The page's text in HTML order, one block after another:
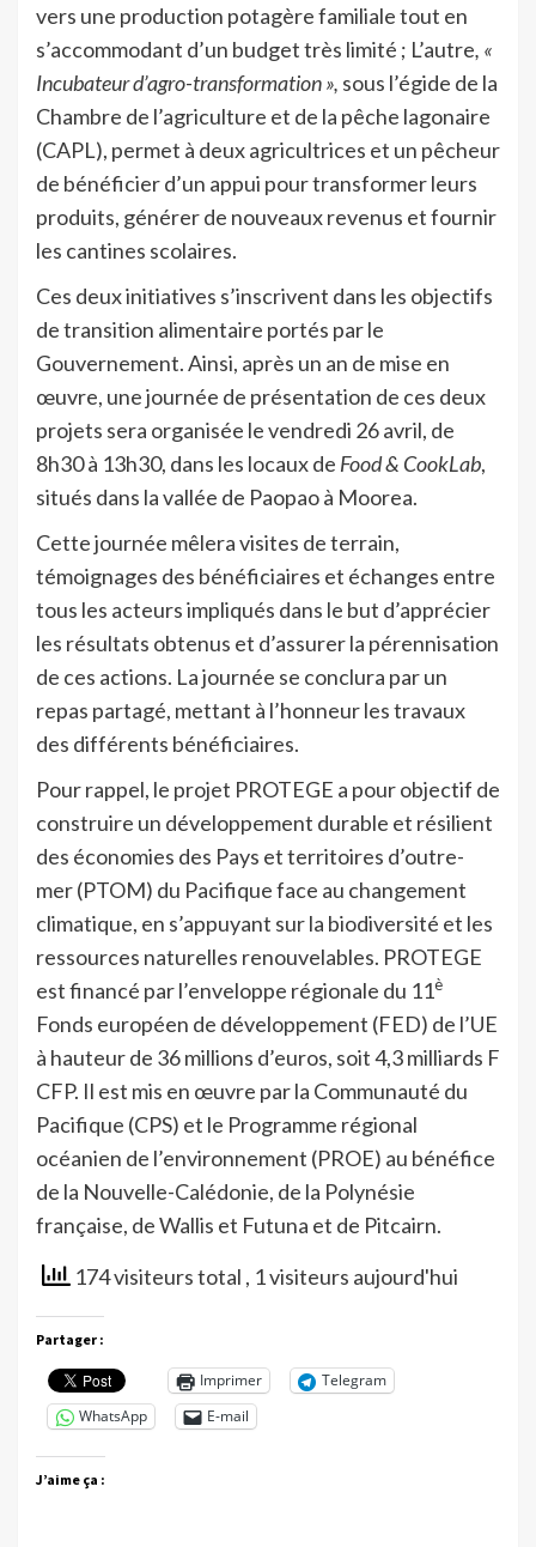
vers une production potagère familiale tout en
s’accommodant d’un budget très limité ; L’autre, «
Incubateur d’agro-transformation », sous l’égide de la
Chambre de l’agriculture et de la pêche lagonaire
(CAPL), permet à deux agricultrices et un pêcheur
de bénéficier d’un appui pour transformer leurs
produits, générer de nouveaux revenus et fournir
les cantines scolaires.
Ces deux initiatives s’inscrivent dans les objectifs
de transition alimentaire portés par le
Gouvernement. Ainsi, après un an de mise en
œuvre, une journée de présentation de ces deux
projets sera organisée le vendredi 26 avril, de
8h30 à 13h30, dans les locaux de Food & CookLab,
situés dans la vallée de Paopao à Moorea.
Cette journée mêlera visites de terrain,
témoignages des bénéficiaires et échanges entre
tous les acteurs impliqués dans le but d’apprécier
les résultats obtenus et d’assurer la pérennisation
de ces actions. La journée se conclura par un
repas partagé, mettant à l’honneur les travaux
des différents bénéficiaires.
Pour rappel, le projet PROTEGE a pour objectif de
construire un développement durable et résilient
des économies des Pays et territoires d’outre-
mer (PTOM) du Pacifique face au changement
climatique, en s’appuyant sur la biodiversité et les
ressources naturelles renouvelables. PROTEGE
est financé par l’enveloppe régionale du 11è
Fonds européen de développement (FED) de l’UE
à hauteur de 36 millions d’euros, soit 4,3 milliards F
CFP. Il est mis en œuvre par la Communauté du
Pacifique (CPS) et le Programme régional
océanien de l’environnement (PROE) au bénéfice
de la Nouvelle-Calédonie, de la Polynésie
française, de Wallis et Futuna et de Pitcairn.
174 visiteurs total , 1 visiteurs aujourd'hui
Partager :
Imprimer
Telegram
WhatsApp
E-mail
J’aime ça :